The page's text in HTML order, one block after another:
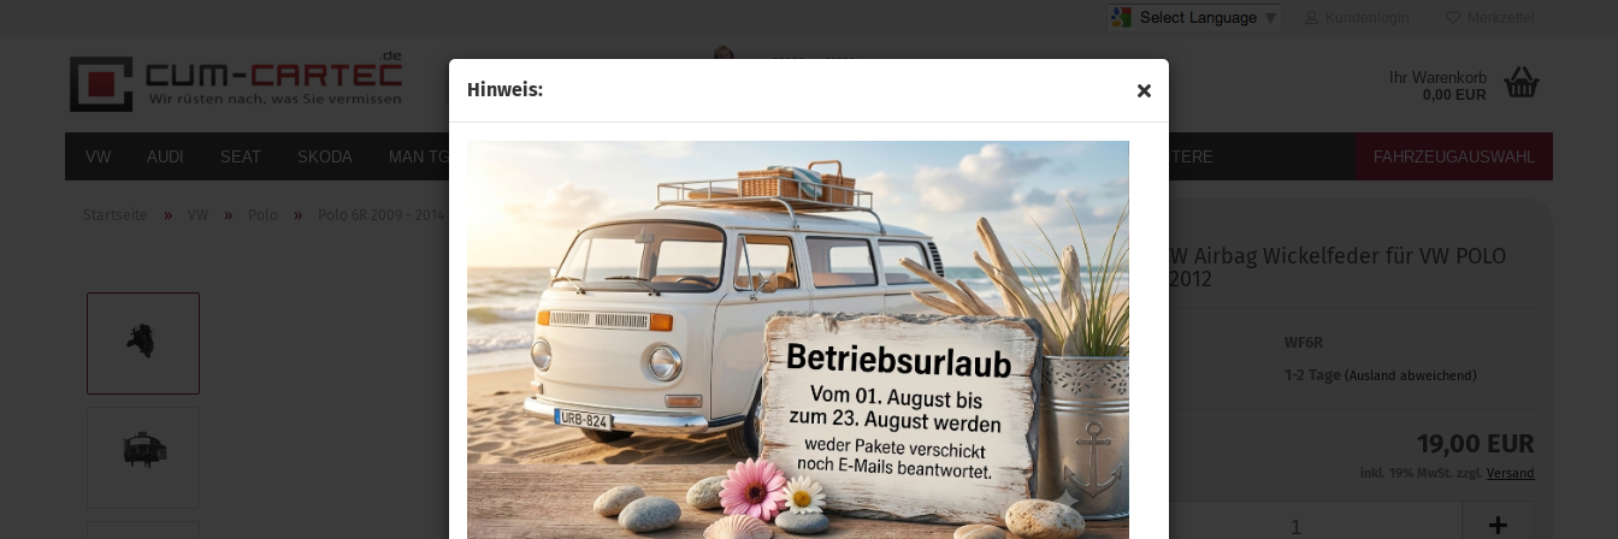
Hinweis:
Alle
02838 - 910384
Ihr Warenkorb
0,00 EUR
VW AUDI SEAT SKODA MAN TGE STANDHEIZUNGEN MULTIMEDIA FAHRZEUGAUSWAHL
WEITERE
» » » Original VW Airbag Wickelfeder für VW POLO 6R bis 03.2012
Original VW Airbag Wickelfeder für VW POLO
6R bis 03.2012
Art.Nr.:
WF6R
Lieferzeit:
1-2 Tage(Ausland abweichend)
19,00 EUR
inkl. 19% MwSt. zzgl.Versand